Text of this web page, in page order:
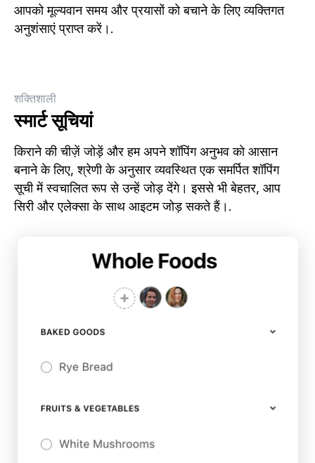
आपको मूल्यवान समय और प्रयासों को बचाने के लिए व्यक्तिगत
अनुशंसाएं प्राप्त करें।.
शक्तिशाली
स्मार्ट सूचियां
किराने की चीज़ें जोड़ें और हम अपने शॉपिंग अनुभव को आसान
बनाने के लिए, श्रेणी के अनुसार व्यवस्थित एक समर्पित शॉपिंग
सूची में स्वचालित रूप से उन्हें जोड़ देंगे। इससे भी बेहतर, आप
सिरी और एलेक्सा के साथ आइटम जोड़ सकते हैं।.